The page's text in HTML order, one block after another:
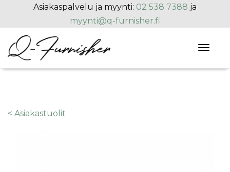
Hyppää pääsisältöön
Asiakaspalvelu ja myynti: 02 538 7388 ja
myynti@q-furnisher.fi
< Asiakastuolit